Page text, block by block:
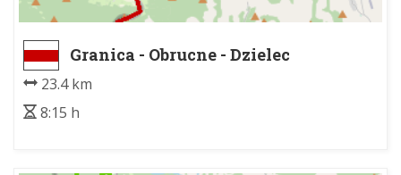
Granica - Obrucne - Dzielec
23.4 km
8:15 h